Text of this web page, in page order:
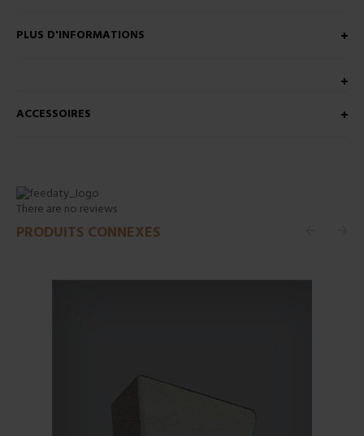
PLUS D'INFORMATIONS
ACCESSOIRES
There are no reviews
PRODUITS CONNEXES